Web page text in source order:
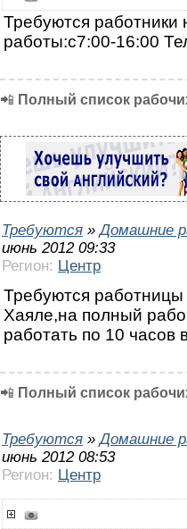
Требуются
работы:с7:00-16:00
📲 Полный список
Требуются »Домашние
июнь 2012 09:33
Регион: Центр
Требуются
Хаяле,на полный
работать по 10 часов
📲 Полный список
Требуются »Домашние
июнь 2012 08:53
Регион: Центр